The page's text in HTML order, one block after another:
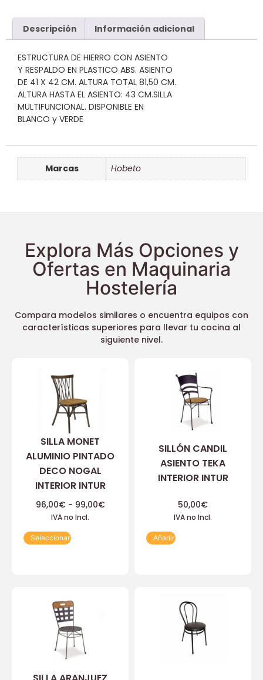
Descripción Información adicional
ESTRUCTURA DE HIERRO CON ASIENTO
Y RESPALDO EN PLASTICO ABS. ASIENTO
DE 41 X 42 CM. ALTURA TOTAL 81,50 CM.
ALTURA HASTA EL ASIENTO: 43 CM.SILLA
MULTIFUNCIONAL. DISPONIBLE EN
BLANCO y VERDE
Marcas Hobeto
Explora Más Opciones y
Ofertas en Maquinaria
Hostelería
Compara modelos similares o encuentra equipos con
características superiores para llevar tu cocina al
siguiente nivel.
SILLA MONET
ALUMINIO PINTADO
DECO NOGAL
INTERIOR INTUR
96,00€ - 99,00€
IVA no Incl.
Seleccionar
SILLÓN CANDIL
ASIENTO TEKA
INTERIOR INTUR
50,00€
IVA no Incl.
Añadir